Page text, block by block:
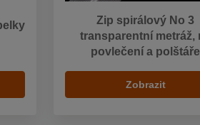
Zip spirálový No 3
transparentní metráž,
povlečení a polštáře
Zobrazit